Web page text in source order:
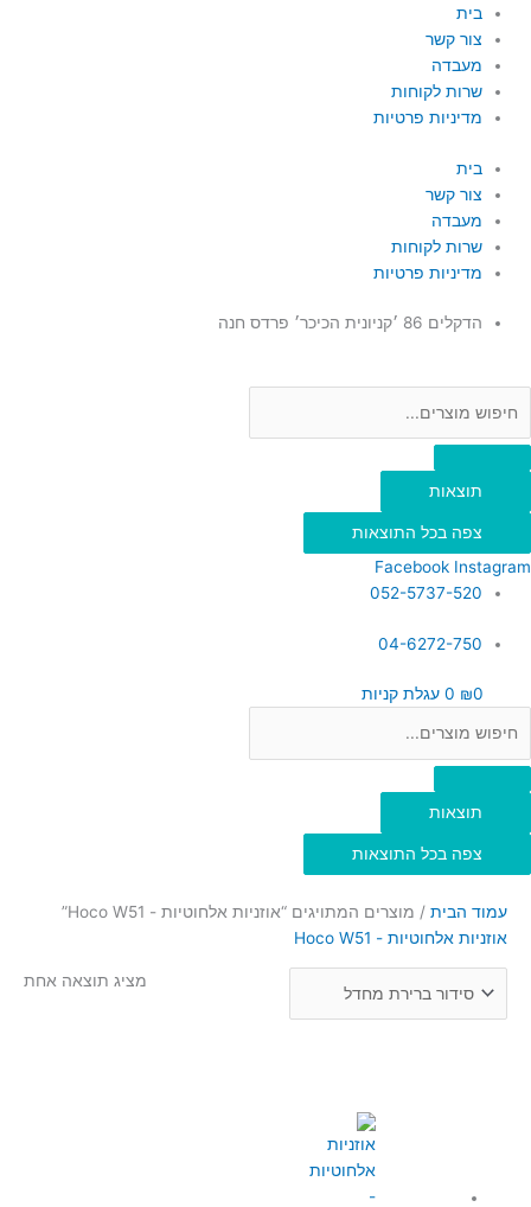
דילוג
לתוכן
בית
צור קשר
מעבדה
שרות לקוחות
מדיניות פרטיות
בית
צור קשר
מעבדה
שרות לקוחות
מדיניות פרטיות
הדקלים 86 ׳קניונית הכיכר׳ פרדס חנה
Search
תוצאות
צפה בכל התוצאות
Facebook Instagram
052-5737-520
04-6272-750
₪0
0 עגלת קניות
Search
תוצאות
צפה בכל התוצאות
עמוד הבית / מוצרים המתויגים “אוזניות אלחוטיות - Hoco W51”
אוזניות אלחוטיות - Hoco W51
מציג תוצאה אחת
מספר
סוגים.